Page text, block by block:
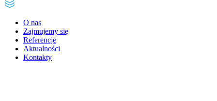
O nas
Zajmujemy się
Referencje
Aktualności
Kontakty